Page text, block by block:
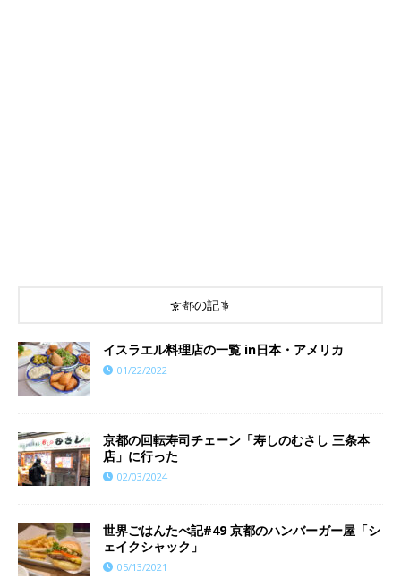
京都の記事
イスラエル料理店の一覧 in日本・アメリカ
01/22/2022
京都の回転寿司チェーン「寿しのむさし 三条本
店」に行った
02/03/2024
世界ごはんたべ記#49 京都のハンバーガー屋「シ
ェイクシャック」
05/13/2021